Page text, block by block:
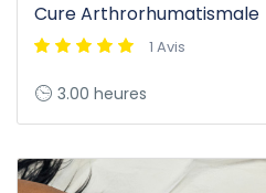
Cure Arthrorhumatismale
1 Avis
3.00 heures